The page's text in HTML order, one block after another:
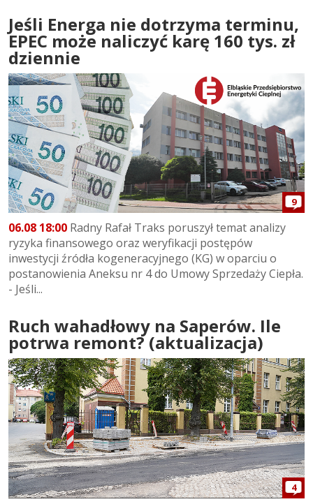
Jeśli Energa nie dotrzyma terminu,
EPEC może naliczyć karę 160 tys. zł
dziennie
9
06.08 18:00 Radny Rafał Traks poruszył temat analizy
ryzyka finansowego oraz weryfikacji postępów
inwestycji źródła kogeneracyjnego (KG) w oparciu o
postanowienia Aneksu nr 4 do Umowy Sprzedaży Ciepła.
- Jeśli...
Ruch wahadłowy na Saperów. Ile
potrwa remont? (aktualizacja)
4